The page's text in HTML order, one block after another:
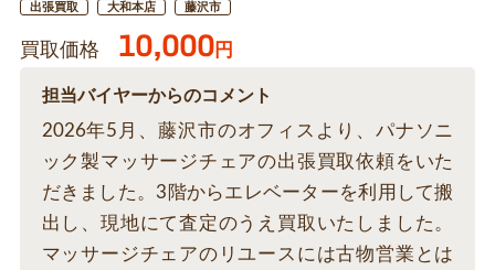
出張買取 大和本店 藤沢市
買取価格 10,000円
担当バイヤーからのコメント
2026年5月、藤沢市のオフィスより、パナソニ
ック製マッサージチェアの出張買取依頼をいた
だきました。3階からエレベーターを利用して搬
出し、現地にて査定のうえ買取いたしました。
マッサージチェアのリユースには古物営業とは